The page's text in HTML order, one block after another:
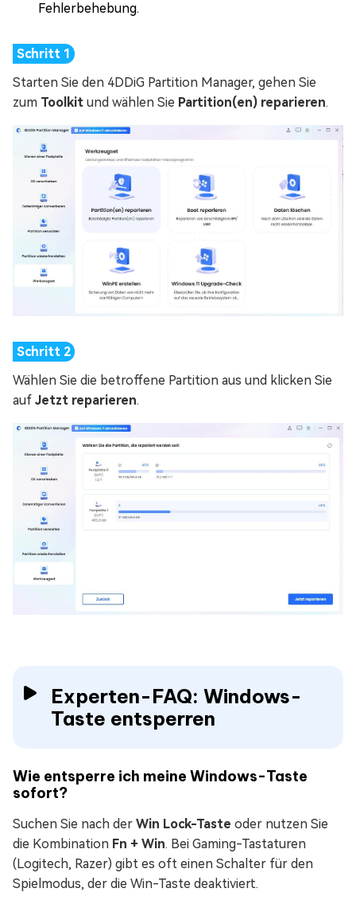
Fehlerbehebung.
Starten Sie den 4DDiG Partition Manager, gehen Sie
zum Toolkit und wählen Sie Partition(en) reparieren.
Wählen Sie die betroffene Partition aus und klicken Sie
auf Jetzt reparieren.
Experten-FAQ: Windows-
Taste entsperren
Wie entsperre ich meine Windows-Taste
sofort?
Suchen Sie nach der Win Lock-Taste oder nutzen Sie
die Kombination Fn + Win. Bei Gaming-Tastaturen
(Logitech, Razer) gibt es oft einen Schalter für den
Spielmodus, der die Win-Taste deaktiviert.